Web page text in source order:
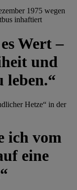
1975 wegen
inhaftiert
Wert –
und
leben.“
Hetze“ in der
ich vom
eine